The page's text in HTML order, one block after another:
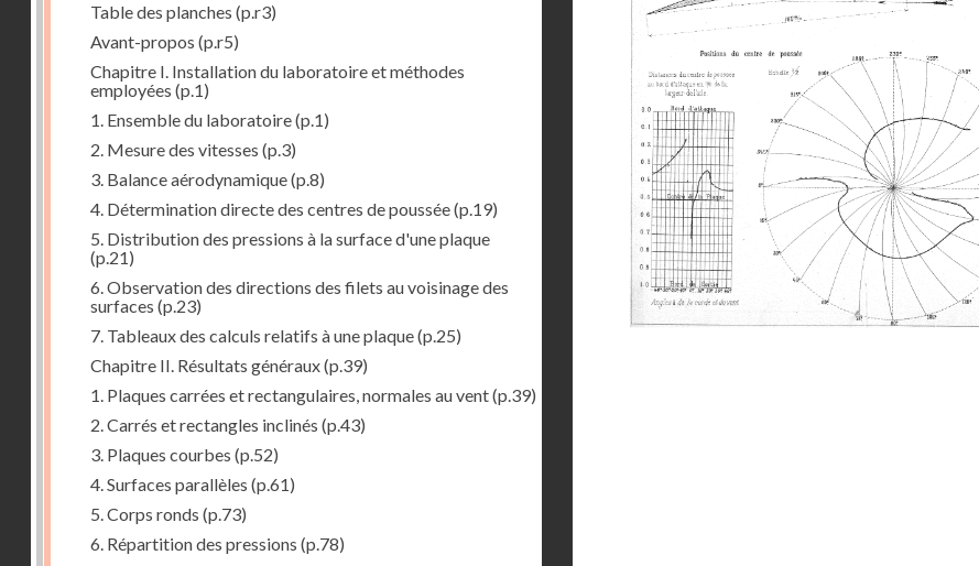
Table des planches (p.r3)
Avant-propos (p.r5)
Chapitre I. Installation du laboratoire et méthodes
employées (p.1)
1. Ensemble du laboratoire(p.1)
2. Mesure des vitesses (p.3)
3. Balance aérodynamique(p.8)
4. Détermination directe des centres de poussée(p.19)
5. Distribution des pressions à la surface d'une plaque
(p.21)
6. Observation des directions des filets au voisinage des
surfaces (p.23)
7. Tableaux des calculs relatifs à une plaque(p.25)
Chapitre II. Résultats généraux(p.39)
1. Plaques carrées et rectangulaires, normales au vent(p.39)
2. Carrés et rectangles inclinés (p.43)
3. Plaques courbes (p.52)
4. Surfaces parallèles (p.61)
5. Corps ronds (p.73)
6. Répartition des pressions (p.78)